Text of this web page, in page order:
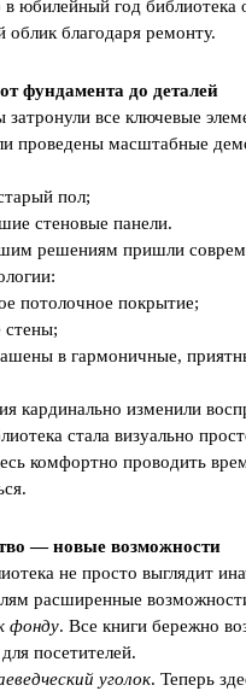
юбилейный год библиотека
благодаря ремонту.
фундамента до деталей
все ключевые
проведены масштабные
пол;
стеновые панели.
решениям пришли
потолочное покрытие;
стены;
в гармоничные,
кардинально изменили
стала визуально
комфортно проводить
— новые возможности
не просто выглядит
расширенные
фонду. Все книги бережно
посетителей.
уголок. Теперь